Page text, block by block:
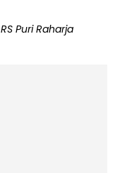
Puri Raharja